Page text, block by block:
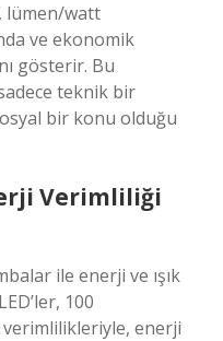
lümen/watt
ve ekonomik
gösterir. Bu
teknik bir
bir konu olduğu
Verimliliği
ile enerji ve ışık
100
verimlilikleriyle, enerji